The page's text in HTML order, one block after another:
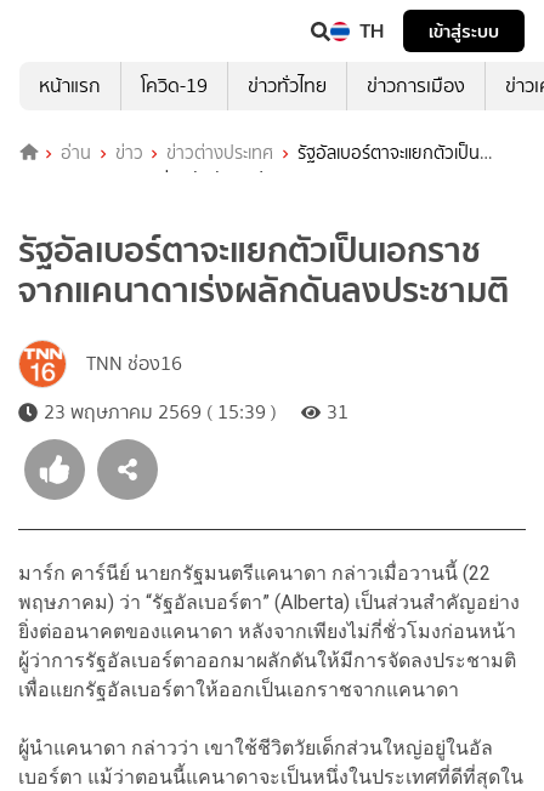
TH
เข้าสู่ระบบ
หน้าแรก
โควิด-19 ข่าวทั่วไทย ข่าวการเมือง ข่าว
อ่าน ข่าว ข่าวต่างประเทศ
รัฐอัลเบอร์ตาจะแยกตัวเป็น
เอกราชจากแคนาดาเร่งผลักดันลงประชามติ
รัฐอัลเบอร์ตาจะแยกตัวเป็นเอกราช
จากแคนาดาเร่งผลักดันลงประชามติ
TNN ช่อง16
23 พฤษภาคม 2569 ( 15:39 )
31
มาร์ก คาร์นีย์ นายกรัฐมนตรีแคนาดา กล่าวเมื่อวานนี้ (22
พฤษภาคม) ว่า “รัฐอัลเบอร์ตา” (Alberta) เป็นส่วนสำคัญอย่าง
ยิ่งต่ออนาคตของแคนาดา หลังจากเพียงไม่กี่ชั่วโมงก่อนหน้า
ผู้ว่าการรัฐอัลเบอร์ตาออกมาผลักดันให้มีการจัดลงประชามติ
เพื่อแยกรัฐอัลเบอร์ตาให้ออกเป็นเอกราชจากแคนาดา
ผู้นำแคนาดา กล่าวว่า เขาใช้ชีวิตวัยเด็กส่วนใหญ่อยู่ในอัล
เบอร์ตา แม้ว่าตอนนี้แคนาดาจะเป็นหนึ่งในประเทศที่ดีที่สุดใน